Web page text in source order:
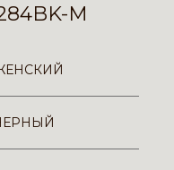
M